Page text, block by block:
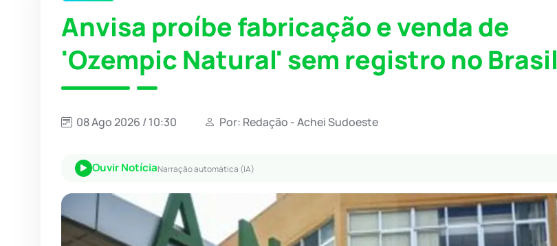
Anvisa proíbe fabricação e venda de
'Ozempic Natural' sem registro no Brasil
08 Ago 2026 / 10:30 Por: Redação - Achei Sudoeste
Ouvir NotíciaNarração automática (IA)